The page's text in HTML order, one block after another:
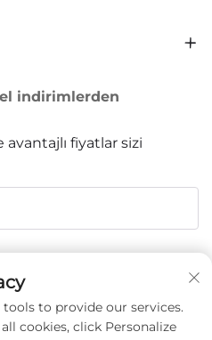
indirimlerden
fiyatlar sizi
to provide our services.
cookies, click Personalize